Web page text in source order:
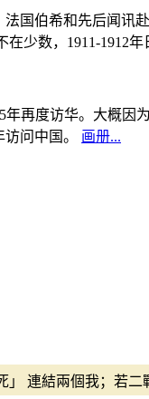
国伯希和先后闻
数，1911-1912
年再度访华。大概
问中国。 画册...
連結兩個我；若